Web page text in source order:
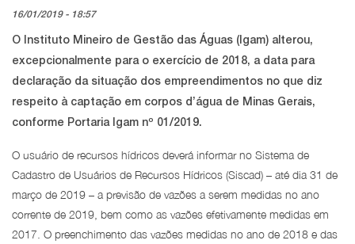
16/01/2019 - 18:57
O Instituto Mineiro de Gestão das Águas (Igam) alterou,
excepcionalmente para o exercício de 2018, a data para
declaração da situação dos empreendimentos no que diz
respeito à captação em corpos d’água de Minas Gerais,
conforme Portaria Igam nº 01/2019.
O usuário de recursos hídricos deverá informar no Sistema de
Cadastro de Usuários de Recursos Hídricos (Siscad) – até dia 31 de
março de 2019 – a previsão de vazões a serem medidas no ano
corrente de 2019, bem como as vazões efetivamente medidas em
2017. O preenchimento das vazões medidas no ano de 2018 e das